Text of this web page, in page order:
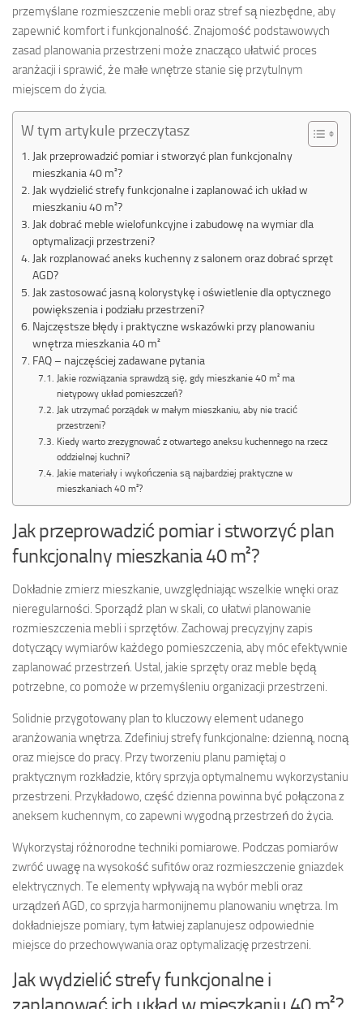
przemyślane rozmieszczenie mebli oraz stref są niezbędne, aby
zapewnić komfort i funkcjonalność. Znajomość podstawowych
zasad planowania przestrzeni może znacząco ułatwić proces
aranżacji i sprawić, że małe wnętrze stanie się przytulnym
miejscem do życia.
W tym artykule przeczytasz
Jak przeprowadzić pomiar i stworzyć plan funkcjonalny
mieszkania 40 m²?
Jak wydzielić strefy funkcjonalne i zaplanować ich układ w
mieszkaniu 40 m²?
Jak dobrać meble wielofunkcyjne i zabudowę na wymiar dla
optymalizacji przestrzeni?
Jak rozplanować aneks kuchenny z salonem oraz dobrać sprzęt
AGD?
Jak zastosować jasną kolorystykę i oświetlenie dla optycznego
powiększenia i podziału przestrzeni?
Najczęstsze błędy i praktyczne wskazówki przy planowaniu
wnętrza mieszkania 40 m²
FAQ – najczęściej zadawane pytania
Jakie rozwiązania sprawdzą się, gdy mieszkanie 40 m² ma
nietypowy układ pomieszczeń?
Jak utrzymać porządek w małym mieszkaniu, aby nie tracić
przestrzeni?
Kiedy warto zrezygnować z otwartego aneksu kuchennego na rzecz
oddzielnej kuchni?
Jakie materiały i wykończenia są najbardziej praktyczne w
mieszkaniach 40 m²?
Jak przeprowadzić pomiar i stworzyć plan
funkcjonalny mieszkania 40 m²?
Dokładnie zmierz mieszkanie, uwzględniając wszelkie wnęki oraz
nieregularności. Sporządź plan w skali, co ułatwi planowanie
rozmieszczenia mebli i sprzętów. Zachowaj precyzyjny zapis
dotyczący wymiarów każdego pomieszczenia, aby móc efektywnie
zaplanować przestrzeń. Ustal, jakie sprzęty oraz meble będą
potrzebne, co pomoże w przemyśleniu organizacji przestrzeni.
Solidnie przygotowany plan to kluczowy element udanego
aranżowania wnętrza. Zdefiniuj strefy funkcjonalne: dzienną, nocną
oraz miejsce do pracy. Przy tworzeniu planu pamiętaj o
praktycznym rozkładzie, który sprzyja optymalnemu wykorzystaniu
przestrzeni. Przykładowo, część dzienna powinna być połączona z
aneksem kuchennym, co zapewni wygodną przestrzeń do życia.
Wykorzystaj różnorodne techniki pomiarowe. Podczas pomiarów
zwróć uwagę na wysokość sufitów oraz rozmieszczenie gniazdek
elektrycznych. Te elementy wpływają na wybór mebli oraz
urządzeń AGD, co sprzyja harmonijnemu planowaniu wnętrza. Im
dokładniejsze pomiary, tym łatwiej zaplanujesz odpowiednie
miejsce do przechowywania oraz optymalizację przestrzeni.
Jak wydzielić strefy funkcjonalne i
zaplanować ich układ w mieszkaniu 40 m²?